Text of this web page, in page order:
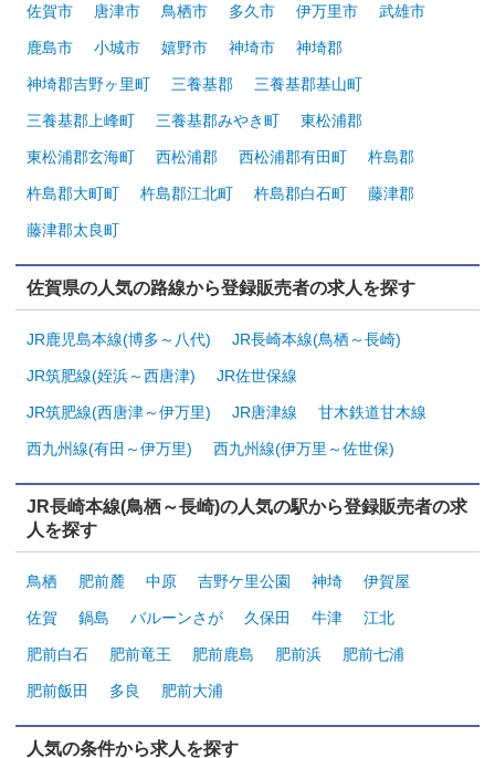
佐賀市 唐津市 鳥栖市 多久市 伊万里市 武雄市
鹿島市 小城市 嬉野市 神埼市 神埼郡
神埼郡吉野ヶ里町 三養基郡 三養基郡基山町
三養基郡上峰町 三養基郡みやき町 東松浦郡
東松浦郡玄海町 西松浦郡 西松浦郡有田町 杵島郡
杵島郡大町町 杵島郡江北町 杵島郡白石町 藤津郡
藤津郡太良町
佐賀県の人気の路線から登録販売者の求人を探す
JR鹿児島本線(博多～八代) JR長崎本線(鳥栖～長崎)
JR筑肥線(姪浜～西唐津) JR佐世保線
JR筑肥線(西唐津～伊万里) JR唐津線 甘木鉄道甘木線
西九州線(有田～伊万里) 西九州線(伊万里～佐世保)
JR長崎本線(鳥栖～長崎)の人気の駅から登録販売者の求
人を探す
鳥栖 肥前麓 中原 吉野ケ里公園 神埼 伊賀屋
佐賀 鍋島 バルーンさが 久保田 牛津 江北
肥前白石 肥前竜王 肥前鹿島 肥前浜 肥前七浦
肥前飯田 多良 肥前大浦
人気の条件から求人を探す